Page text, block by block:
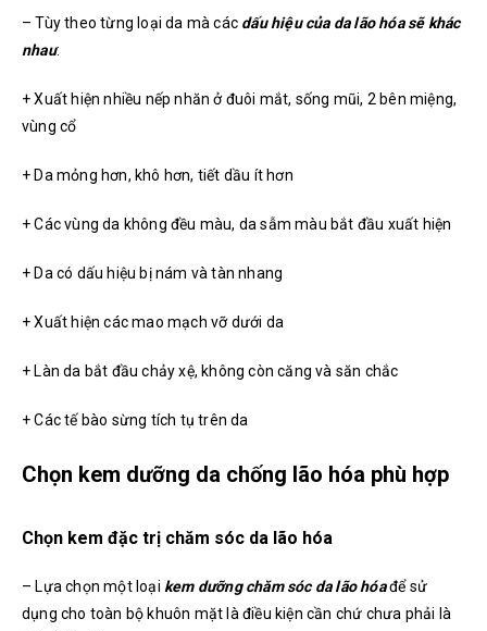
– Tùy theo từng loại da mà các dấu hiệu của da lão hóasẽ khác
nhau:
+ Xuất hiện nhiều nếp nhăn ở đuôi mắt, sống mũi, 2 bên miệng,
vùng cổ
+ Da mỏng hơn, khô hơn, tiết dầu ít hơn
+ Các vùng da không đều màu, da sẫm màu bắt đầu xuất hiện
+ Da có dấu hiệu bị nám và tàn nhang
+ Xuất hiện các mao mạch vỡ dưới da
+ Làn da bắt đầu chảy xệ, không còn căng và săn chắc
+ Các tế bào sừng tích tụ trên da
Chọn kem dưỡng da chống lão hóa phù hợp
Chọn kem đặc trị chăm sóc da lão hóa
– Lựa chọn một loại kem dưỡng chăm sóc da lão hóađể sử
dụng cho toàn bộ khuôn mặt là điều kiện cần chứ chưa phải là